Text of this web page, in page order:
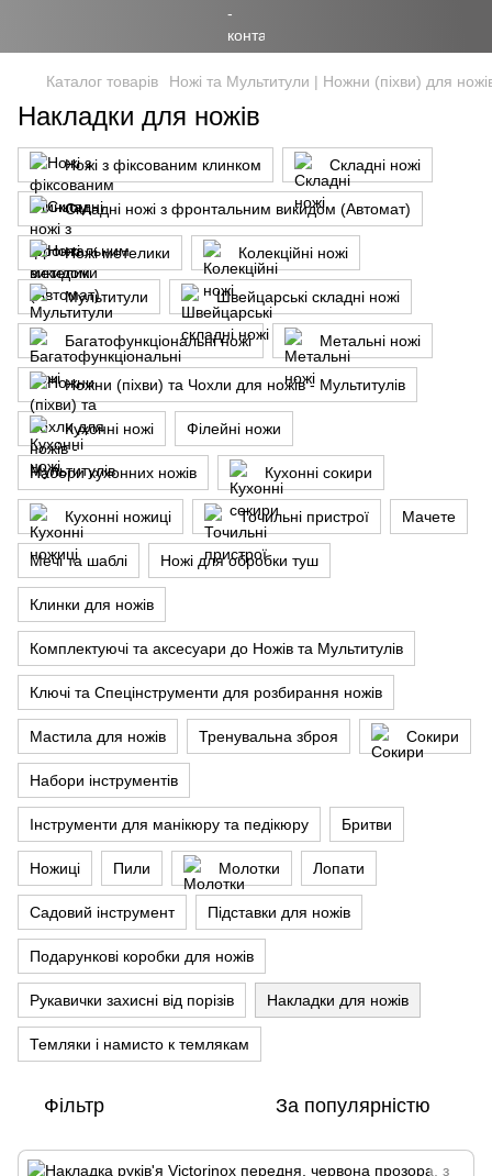
Каталог товарів Ножі та Мультитули | Ножни (піхви) для
Накладки для ножів
Ножі з фіксованим клинком Складні ножі
Складні ножі з фронтальним викидом (Автомат)
Ножі метелики Колекційні ножі
Мультитули Швейцарські складні ножі
Багатофункціональні ножі Метальні ножі
Ножни (піхви) та Чохли для ножів - Мультитулів
Кухонні ножі Філейні ножи
Набори кухонних ножів Кухонні сокири
Кухонні ножиці Точильні пристрої Мачете
Мечі та шаблі Ножі для обробки туш
Клинки для ножів
Комплектуючі та аксесуари до Ножів та Мультитулів
Ключі та Спецінструменти для розбирання ножів
Мастила для ножів Тренувальна зброя Сокири
Набори інструментів
Інструменти для манікюру та педікюру Бритви
Ножиці Пили Молотки Лопати
Садовий інструмент Підставки для ножів
Подарункові коробки для ножів
Рукавички захисні від порізів Накладки для ножів
Темляки і намисто к темлякам
Фільтр За популярністю